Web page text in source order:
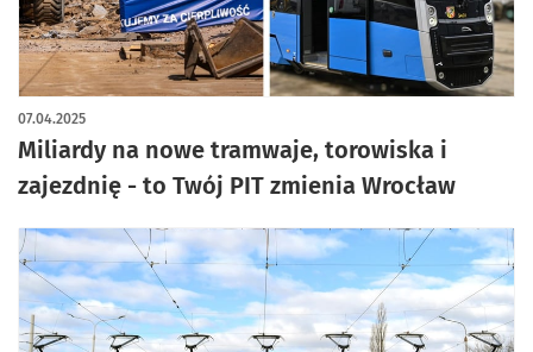
Miliardy na nowe tramwaje, torowiska i
zajezdnię - to Twój PIT zmienia Wrocław
07.04.2025
artykuł z galerią zdjęć